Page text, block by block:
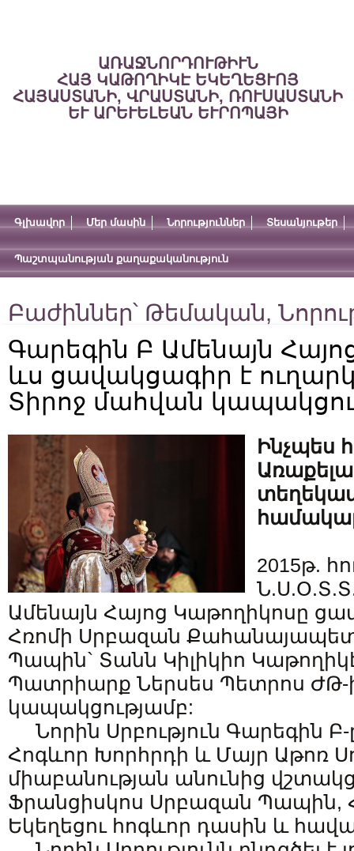
ԱՌԱՋՆՈՐԴՈՒԹԻՒՆ
ՀԱՅ ԿԱԹՈՂԻԿԷ ԵԿԵՂԵՑՒՈՅ
ՀԱՅԱՍՏԱՆԻ, ՎՐԱՍՏԱՆԻ, ՌՈՒՍԱՍՏԱՆԻ
ԵՒ ԱՐԵՒԵԼԵԱՆ ԵՒՐՈՊԱՅԻ
Գլխավոր Մեր մասին Նորություններ Տեսանյութեր
Պաշտպանության քաղաքականություն
Բաժիններ՝ Թեմական,
Գարեգին Բ Ամենայն
ևս ցավակցագիր է
Տիրոջ մահվան
Ինչպես
2015թ.
Ամենայն Հայոց Կաթողիկոսը
Հռոմի Սրբազան
Պապին` Տանն Կիլիկիո
Պատրիարք Ներսես Պետրոս
կապակցությամբ:
Նորին Սրբություն Գարեգին Բ-
Հոգևոր Խորհրդի և Մայր Աթոռ
միաբանության անունից
Ֆրանցիսկոս Սրբազան Պապին,
Եկեղեցու հոգևոր դասին և